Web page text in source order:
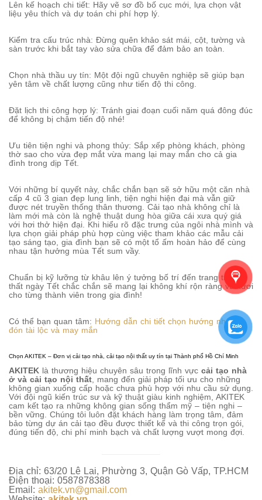
Lên kế hoạch chi tiết: Hãy vẽ sơ đồ bố cục mới, lựa chọn vật
liệu yêu thích và dự toán chi phí hợp lý.
Kiểm tra cấu trúc nhà: Đừng quên khảo sát mái, cột, tường và
sàn trước khi bắt tay vào sửa chữa để đảm bảo an toàn.
Chọn nhà thầu uy tín: Một đội ngũ chuyên nghiệp sẽ giúp bạn
yên tâm về chất lượng cũng như tiến độ thi công.
Đặt lịch thi công hợp lý: Tránh giai đoạn cuối năm quá đông đúc
để không bị chậm tiến độ nhé!
Ưu tiên tiện nghi và phong thủy: Sắp xếp phòng khách, phòng
thờ sao cho vừa đẹp mắt vừa mang lại may mắn cho cả gia
đình trong dịp Tết.
Với những bí quyết này, chắc chắn bạn sẽ sở hữu một căn nhà
cấp 4 cũ 3 gian đẹp lung linh, tiện nghi hiện đại mà vẫn giữ
được nét truyền thống thân thương. Cải tạo nhà không chỉ là
làm mới mà còn là nghệ thuật dung hòa giữa cái xưa quý giá
với hơi thở hiện đại. Khi hiểu rõ đặc trưng của ngôi nhà mình và
lựa chọn giải pháp phù hợp cùng việc tham khảo các mẫu cải
tạo sáng tạo, gia đình bạn sẽ có một tổ ấm hoàn hảo để cùng
nhau tận hưởng mùa Tết sum vầy.
Chuẩn bị kỹ lưỡng từ khâu lên ý tưởng bố trí đến trang trí nội
thất ngày Tết chắc chắn sẽ mang lại không khí rộn ràng vui tươi
cho từng thành viên trong gia đình!
Có thể bạn quan tâm: Hướng dẫn chi tiết chọn hướng nhà để
đón tài lộc và may mắn
Chọn AKITEK – Đơn vị cải tạo nhà, cải tạo nội thất uy tín tại Thành phố Hồ Chí Minh
AKITEK là thương hiệu chuyên sâu trong lĩnh vực cải tạo nhà
ở và cải tạo nội thất , mang đến giải pháp tối ưu cho những
không gian xuống cấp hoặc chưa phù hợp với nhu cầu sử dụng.
Với đội ngũ kiến trúc sư và kỹ thuật giàu kinh nghiệm, AKITEK
cam kết tạo ra những không gian sống thẩm mỹ – tiện nghi –
bền vững. Chúng tôi luôn đặt khách hàng làm trọng tâm, đảm
bảo từng dự án cải tạo đều được thiết kế và thi công trọn gói,
đúng tiến độ, chi phí minh bạch và chất lượng vượt mong đợi.
Địa chỉ: 63/20 Lê Lai, Phường 3, Quận Gò Vấp, TP.HCM
Điện thoại: 0587878388
Email: akitek.vn@gmail.com